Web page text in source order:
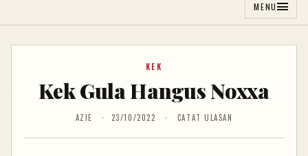
MENU
KEK
Kek Gula Hangus Noxxa
AZIE 23/10/2022 CATAT ULASAN